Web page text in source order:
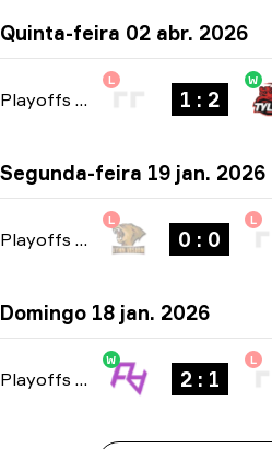
Quinta-feira 02 abr. 2026
Playoffs
L
1 : 2
W
Segunda-feira 19 jan. 2026
Playoffs bo3
L
0 : 0
L
Domingo 18 jan. 2026
Playoffs bo3
W
2 : 1
L